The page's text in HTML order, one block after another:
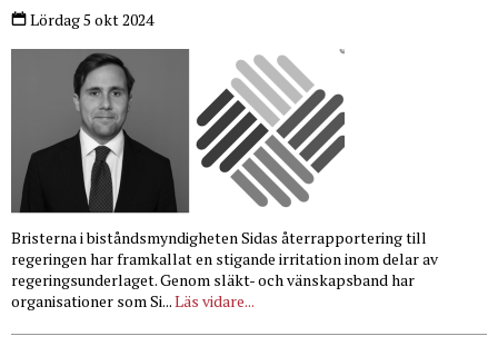
Lördag 5 okt 2024
Bristerna i biståndsmyndigheten Sidas återrapportering till
regeringen har framkallat en stigande irritation inom delar av
regeringsunderlaget. Genom släkt- och vänskapsband har
organisationer som Si...Läs vidare...